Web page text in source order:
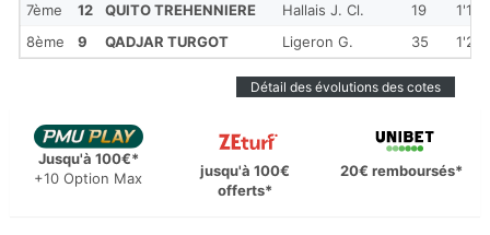
7ème
12 QUITO TREHENNIERE Hallais J. Cl. 19
8ème
9 QADJAR TURGOT Ligeron G. 35
Détail des évolutions des cotes
Jusqu'à 100€*
+10 Option Max
jusqu'à 100€
offerts*
20€ remboursés*